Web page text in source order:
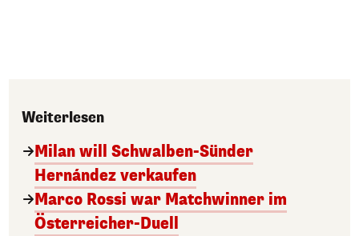
Weiterlesen
Milan will Schwalben-Sünder
Hernández verkaufen
Marco Rossi war Matchwinner im
Österreicher-Duell